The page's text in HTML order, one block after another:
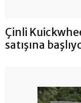
Çinli
satışına